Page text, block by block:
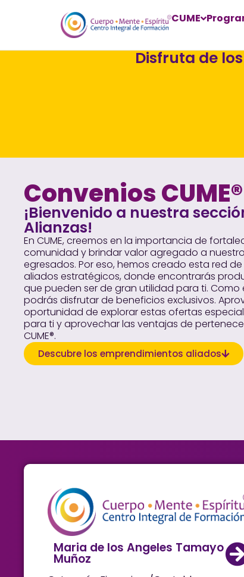
CUME
Disfruta de
Convenios CUME®
¡Bienvenido a nuestra
Alianzas!
En CUME, creemos en la importancia de
comunidad y brindar valor agregado a
egresados. Por eso, hemos creado esta red
aliados estratégicos, donde encontrarás
que pueden ser de gran utilidad para ti. Como
podrás disfrutar de beneficios exclusivos.
oportunidad de explorar estas ofertas
para ti y aprovechar las ventajas de
CUME®.
Descubre los emprendimientos aliados
Maria de los Angeles Tamayo
Muñoz